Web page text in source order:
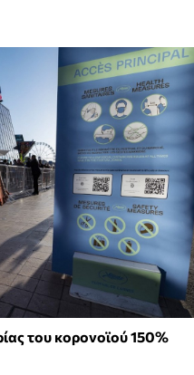
του κορονοϊού 150%